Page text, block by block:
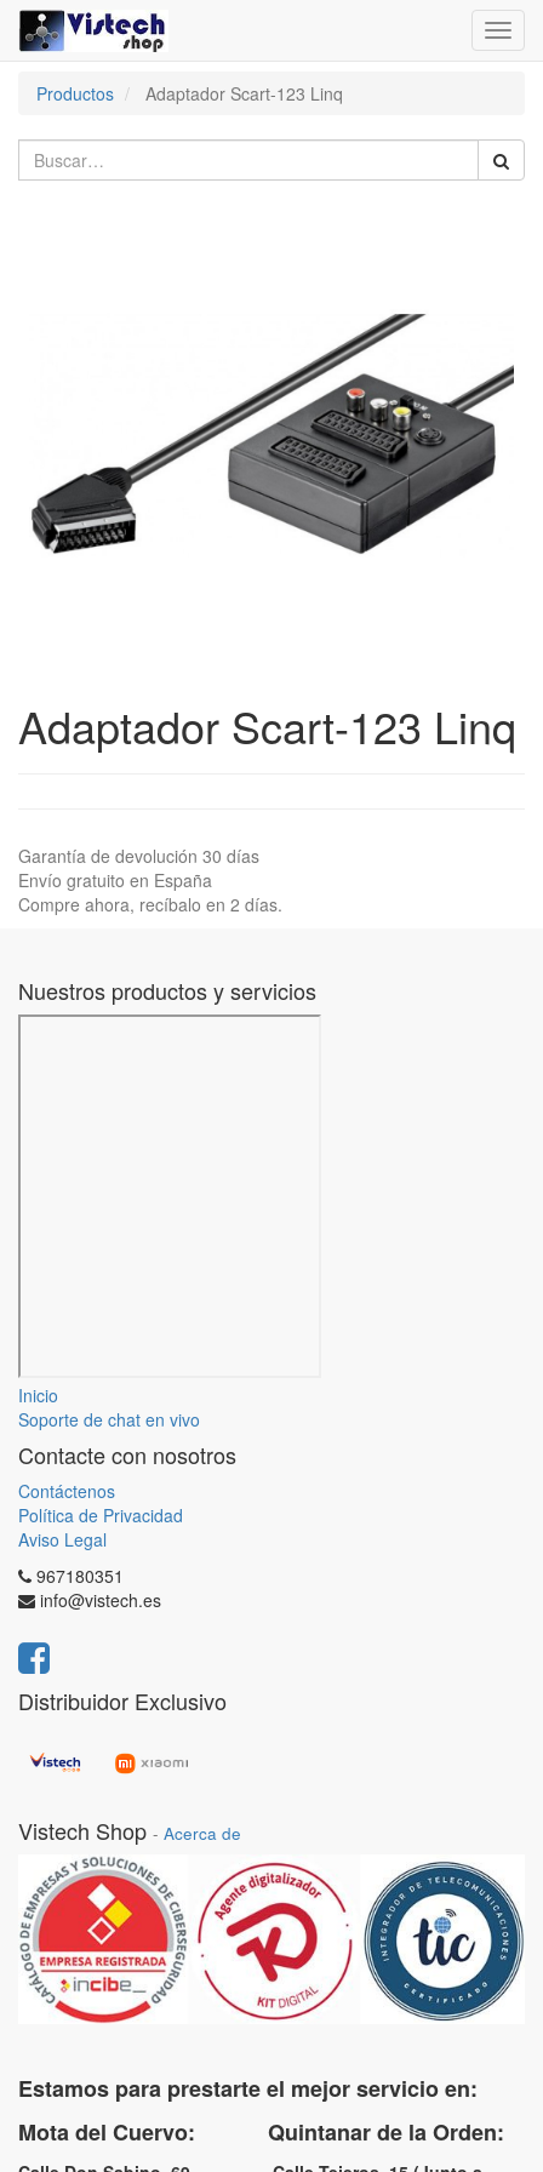
Productos
Adaptador Scart-123 Linq
Adaptador Scart-123 Linq
Garantía de devolución 30 días
Envío gratuito en España
Compre ahora, recíbalo en 2 días.
Nuestros productos y servicios
Inicio
Soporte de chat en vivo
Contacte con nosotros
Contáctenos
Política de Privacidad
Aviso Legal
967180351
info@vistech.es
Distribuidor Exclusivo
Vistech Shop - Acerca de
Estamos para prestarte el mejor servicio en:
Mota del Cuervo: Quintanar de la Orden: